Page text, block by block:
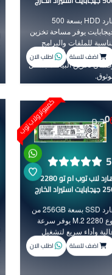
هارد HDD بسعة 500
يوفر مساحة تخزين
للملفات والبرامج
يتميز بأداءه الثابت
تخزين البيانات بشكل
اضف للسلة اطلب الان
كمبيوتر ولاب توب
5
هارد لاب توب ام تو 2280 -
استيراد الخارج
هارد SSD بسعة 256GB من
نوع M.2 2280 يوفر سرعة
وأداء سريع لتشغيل
والبرامج بكفاءة.
0ج.م
اضف للسلة اطلب الان